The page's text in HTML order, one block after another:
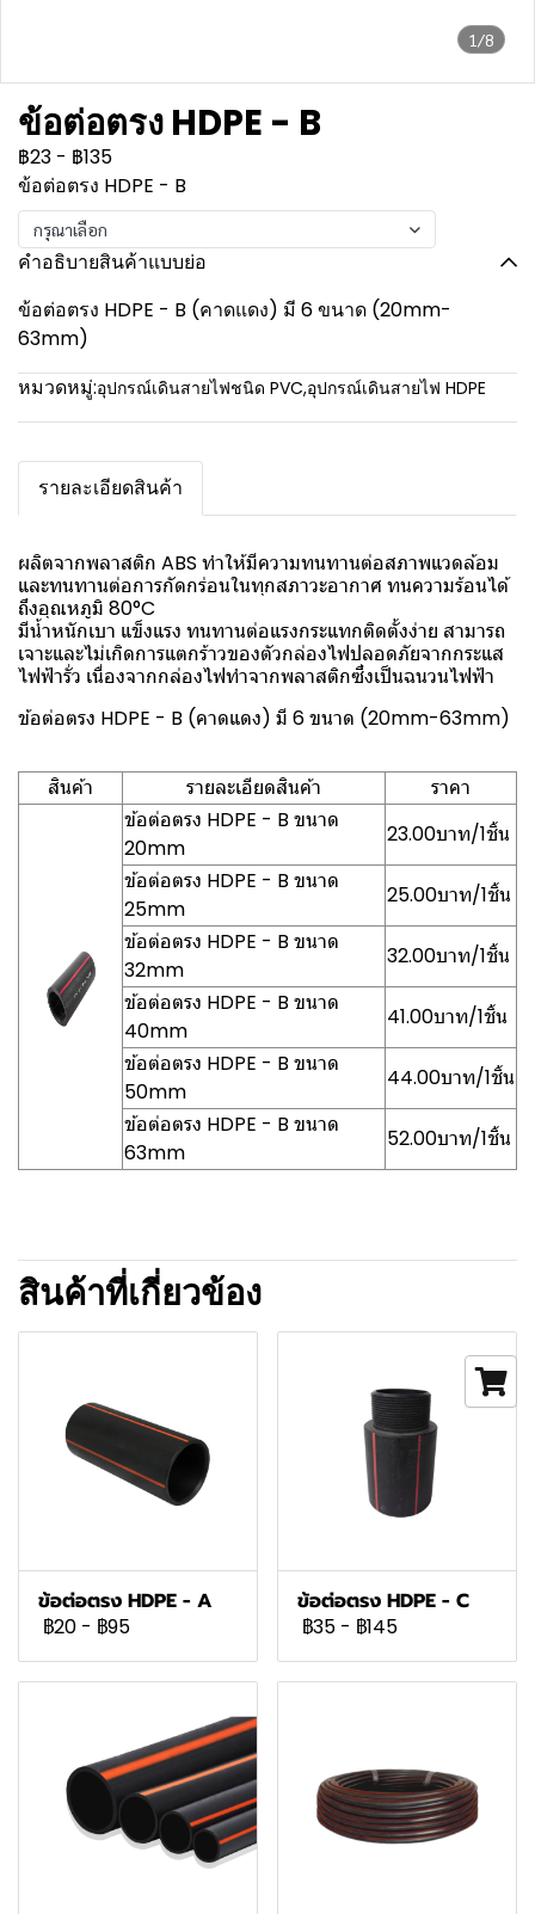
1/8
ข้อต่อตรง HDPE - B
฿23 - ฿135
ข้อต่อตรง HDPE - B
กรุณาเลือก
คำอธิบายสินค้าแบบย่อ
ข้อต่อตรง HDPE - B (คาดแดง) มี 6 ขนาด (20mm-
63mm)
หมวดหมู่:อุปกรณ์เดินสายไฟชนิด PVC,อุปกรณ์เดินสายไฟ HDPE
รายละเอียดสินค้า
ผลิตจากพลาสติก ABS ทำให้มีความทนทานต่อสภาพแวดล้อม
และทนทานต่อการกัดกร่อนในทุกสภาวะอากาศ ทนความร้อนได้
ถึงอุณหภูมิ 80°C
มีน้ำหนักเบา แข็งแรง ทนทานต่อแรงกระแทกติดตั้งง่าย สามารถ
เจาะและไม่เกิดการแตกร้าวของตัวกล่องไฟปลอดภัยจากกระแส
ไฟฟ้ารั่ว เนื่องจากกล่องไฟทำจากพลาสติกซึ่งเป็นฉนวนไฟฟ้า
ข้อต่อตรง HDPE - B (คาดแดง) มี 6 ขนาด (20mm-63mm)
สินค้า รายละเอียดสินค้า
ราคา
ข้อต่อตรง HDPE - B ขนาด
20mm
23.00บาท/1ชิ้น
ข้อต่อตรง HDPE - B ขนาด
25mm
25.00บาท/1ชิ้น
ข้อต่อตรง HDPE - B ขนาด
32mm
32.00บาท/1ชิ้น
ข้อต่อตรง HDPE - B ขนาด
40mm
41.00บาท/1ชิ้น
ข้อต่อตรง HDPE - B ขนาด
50mm
44.00บาท/1ชิ้น
ข้อต่อตรง HDPE - B ขนาด
63mm
52.00บาท/1ชิ้น
สินค้าที่เกี่ยวข้อง
ข้อต่อตรง HDPE - A
฿20 - ฿95
ข้อต่อตรง HDPE - C
฿35 - ฿145